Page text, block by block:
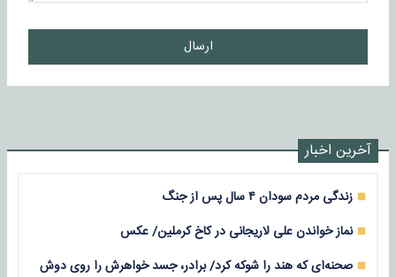
ارسال
آخرین اخبار
زندگی مردم سودان ۴ سال پس از جنگ
نماز خواندن علی لاریجانی در کاخ کرملین/ عکس
صحنه‌ای که هند را شوکه کرد/ برادر، جسد خواهرش را روی دوش